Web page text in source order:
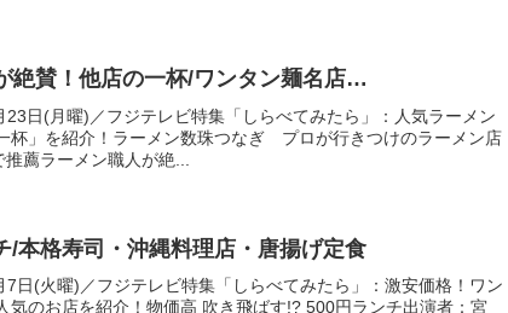
賛！他店の一杯/ワンタン麺名店…
日(月曜)／フジテレビ特集「しらべてみたら」：人気ラーメン
杯」を紹介！ラーメン数珠つなぎ プロが行きつけのラーメン店
薦ラーメン職人が絶...
/本格寿司・沖縄料理店・唐揚げ定食
日(火曜)／フジテレビ特集「しらべてみたら」：激安価格！ワン
気のお店を紹介！物価高 吹き飛ばす!? 500円ランチ出演者：宮